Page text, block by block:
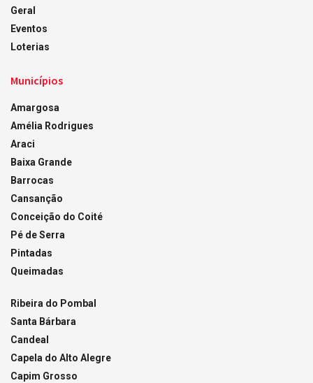
Geral
Eventos
Loterias
Municípios
Amargosa
Amélia Rodrigues
Araci
Baixa Grande
Barrocas
Cansanção
Conceição do Coité
Pé de Serra
Pintadas
Queimadas
Ribeira do Pombal
Santa Bárbara
Candeal
Capela do Alto Alegre
Capim Grosso